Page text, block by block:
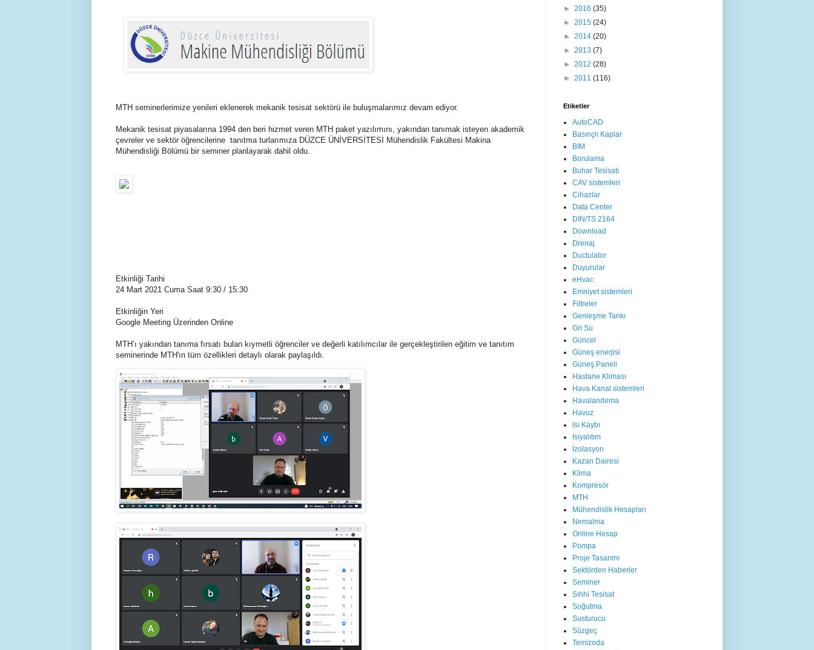
MTH seminerlerimize yenileri eklenerek mekanik tesisat sektörü ile buluşmalarımız devam ediyor.
Mekanik tesisat piyasalarına 1994 den beri hizmet veren MTH paket yazılımını, yakından tanımak isteyen akademik
çevreler ve sektör öğrencilerine tanıtma turlarımıza DÜZCE ÜNİVERSİTESİ Mühendislik Fakültesi Makina
Mühendisliği Bölümü bir seminer planlayarak dahil oldu.
Etkinliği Tarihi
24 Mart 2021 Cuma Saat 9:30 / 15:30
Etkinliğin Yeri
Google Meeting Üzerinden Online
MTH’ı yakından tanıma fırsatı bulan kıymetli öğrenciler ve değerli katılımcılar ile gerçekleştirilen eğitim ve tanıtım
seminerinde MTH'ın tüm özellikleri detaylı olarak paylaşıldı.
► 2016 (35)
► 2015 (24)
► 2014 (20)
► 2013 (7)
► 2012 (28)
► 2011 (116)
Etiketler
AutoCAD
Basınçlı Kaplar
BIM
Borulama
Buhar Tesisatı
CAV sistemleri
Cihazlar
Data Center
DIN/TS 2164
Download
Drenaj
Ductulator
Duyurular
eHvac
Emniyet sistemleri
Filtreler
Genleşme Tankı
Gri Su
Güncel
Güneş enerjisi
Güneş Paneli
Hastane Kliması
Hava Kanal sistemleri
Havalandırma
Havuz
Isı Kaybı
Isıyalıtım
İzolasyon
Kazan Dairesi
Klima
Kompresör
MTH
Mühendislik Hesapları
Nemalma
Online Hesap
Pompa
Proje Tasarımı
Sektörden Haberler
Seminer
Sıhhi Tesisat
Soğutma
Susturucu
Süzgeç
Temizoda